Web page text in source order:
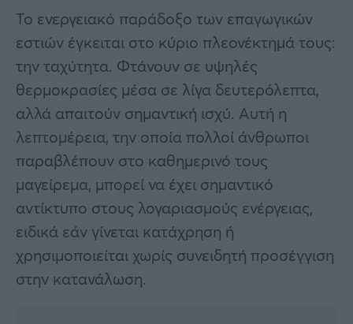
Το ενεργειακό παράδοξο των επαγωγικών
εστιών έγκειται στο κύριο πλεονέκτημά τους:
την ταχύτητα. Φτάνουν σε υψηλές
θερμοκρασίες μέσα σε λίγα δευτερόλεπτα,
αλλά απαιτούν σημαντική ισχύ. Αυτή η
λεπτομέρεια, την οποία πολλοί άνθρωποι
παραβλέπουν στο καθημερινό τους
μαγείρεμα, μπορεί να έχει σημαντικό
αντίκτυπο στους λογαριασμούς ενέργειας,
ειδικά εάν γίνεται κατάχρηση ή
χρησιμοποιείται χωρίς συνειδητή προσέγγιση
στην κατανάλωση.